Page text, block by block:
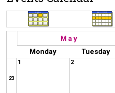
May
Monday
Tuesday
23
1 2